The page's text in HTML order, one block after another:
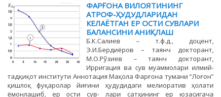
ФАРҒОНА ВИЛОЯТИНИНГ
АТРОФ-ҲУДУДЛАРИДАН
КЕЛАЁТГАН ЕР ОСТИ СУВЛАРИ
БАЛАНСИНИ АНИҚЛАШ
Б.К.Салиев – т.ф.д., доцент,
Э.И.Бердиёров – таянч докторант,
М.О.Рўзиев – таянч докторант,
Ирригация ва сув муаммолари илмий-
тадқиқот институти Аннотация Мақола Фарғона тумани “Лоғон”
қишлоқ фуқаролар йиғини ҳудудидаги мелиоратив ҳолати
ёмонлашиб, ер ости сув- лари сатҳининг ер юзасигача